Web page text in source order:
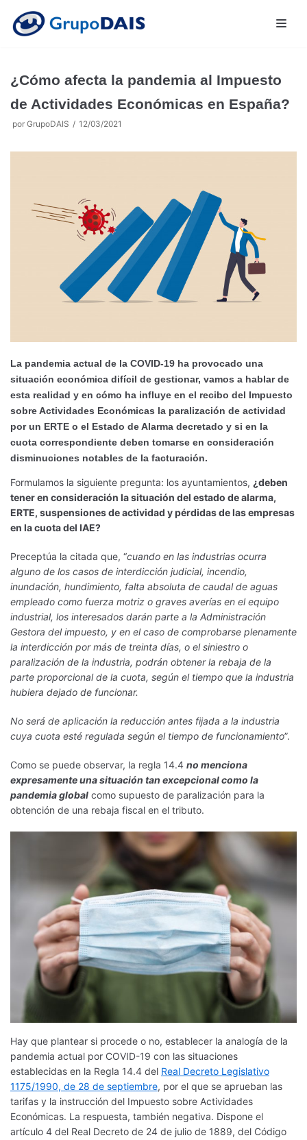
Saltar
al
Inicio
Comunidades
¿Cómo afecta la pandemia al Impuesto
de Actividades Económicas en España?
por GrupoDAIS 12/03/2021
La pandemia actual de la COVID-19 ha provocado una
situación económica difícil de gestionar, vamos a hablar de
esta realidad y en cómo ha influye en el recibo del Impuesto
sobre Actividades Económicas la paralización de actividad
por un ERTE o el Estado de Alarma decretado y si en la
cuota correspondiente deben tomarse en consideración
disminuciones notables de la facturación.
Formulamos la siguiente pregunta: los ayuntamientos, ¿deben
tener en consideración la situación del estado de alarma,
ERTE, suspensiones de actividad y pérdidas de las empresas
en la cuota del IAE?
Preceptúa la citada que, “cuando en las industrias ocurra
alguno de los casos de interdicción judicial, incendio,
inundación, hundimiento, falta absoluta de caudal de aguas
empleado como fuerza motriz o graves averías en el equipo
industrial, los interesados darán parte a la Administración
Gestora del impuesto, y en el caso de comprobarse plenamente
la interdicción por más de treinta días, o el siniestro o
paralización de la industria, podrán obtener la rebaja de la
parte proporcional de la cuota, según el tiempo que la industria
hubiera dejado de funcionar.
No será de aplicación la reducción antes fijada a la industria
cuya cuota esté regulada según el tiempo de funcionamiento”.
Como se puede observar, la regla 14.4 no menciona
expresamente una situación tan excepcional como la
pandemia global como supuesto de paralización para la
obtención de una rebaja fiscal en el tributo.
Hay que plantear si procede o no, establecer la analogía de la
pandemia actual por COVID-19 con las situaciones
establecidas en la Regla 14.4 del Real Decreto Legislativo
1175/1990, de 28 de septiembre, por el que se aprueban las
tarifas y la instrucción del Impuesto sobre Actividades
Económicas. La respuesta, también negativa. Dispone el
artículo 4 del Real Decreto de 24 de julio de 1889, del Código